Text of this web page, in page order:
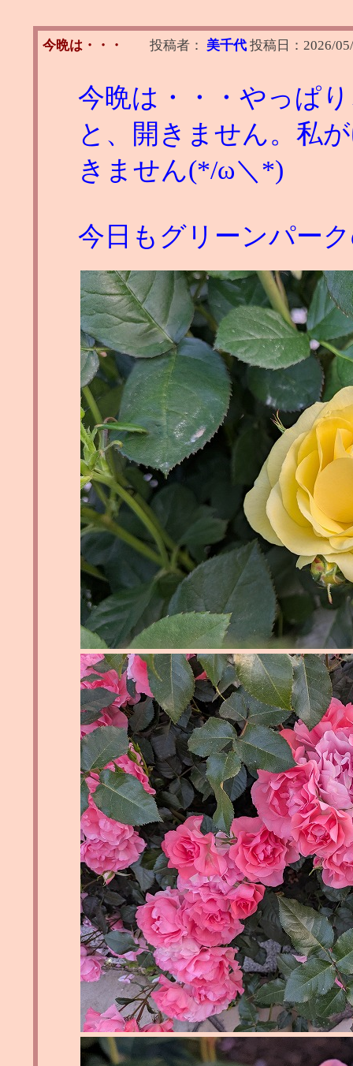
今晩は・・・ 投稿者： 美千代 投稿日： 2026/
今晩は・・・やっぱ
と、開きません。私
きません(*/ω＼*)
今日もグリーンパー